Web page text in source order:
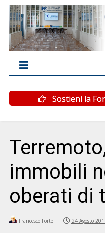
Sostieni la
immobili
oberati di
Francesco Forte 24 Agosto